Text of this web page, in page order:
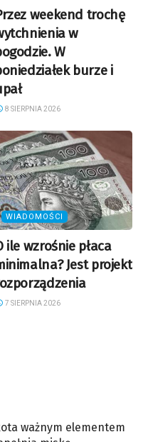
weekend trochę
w
W
burze i
8 SIERPNIA 2026
WIADOMOŚCI
ile wzrośnie płaca
Jest projekt
7 SIERPNIA 2026
ważnym elementem